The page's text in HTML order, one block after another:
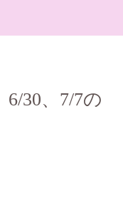
6/30、7/7の